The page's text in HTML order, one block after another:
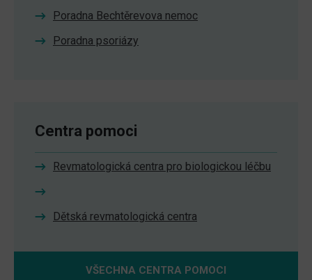
Poradna Bechtěrevova nemoc
Poradna psoriázy
Centra pomoci
Revmatologická centra pro biologickou léčbu
Dětská revmatologická centra
VŠECHNA CENTRA POMOCI